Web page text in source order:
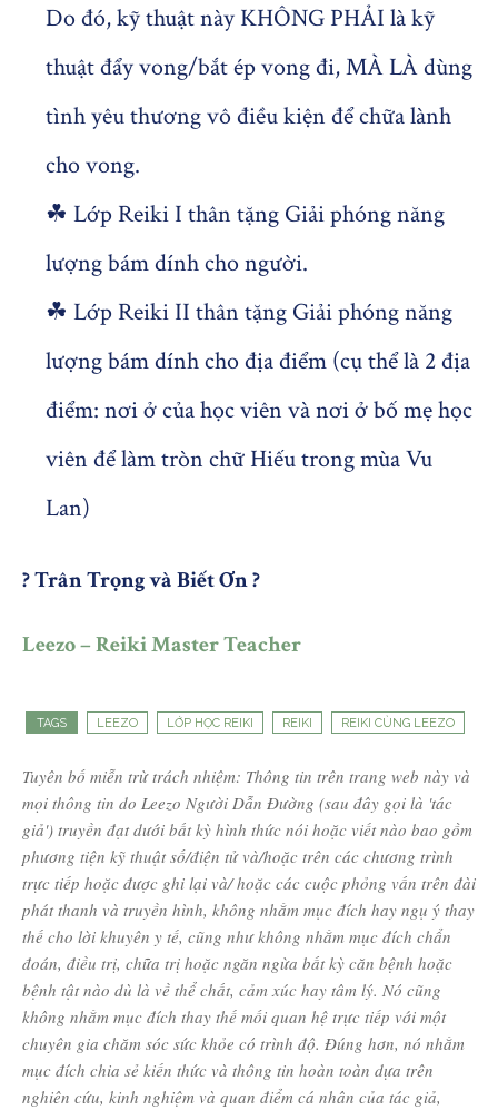
Do đó, kỹ thuật này KHÔNG PHẢI là kỹ
thuật đẩy vong/bắt ép vong đi, MÀ LÀ dùng
tình yêu thương vô điều kiện để chữa lành
cho vong.
☘ Lớp Reiki I thân tặng Giải phóng năng
lượng bám dính cho người.
☘ Lớp Reiki II thân tặng Giải phóng năng
lượng bám dính cho địa điểm (cụ thể là 2 địa
điểm: nơi ở của học viên và nơi ở bố mẹ học
viên để làm tròn chữ Hiếu trong mùa Vu
Lan)
?Trân Trọng và Biết Ơn ?
Leezo – Reiki Master Teacher
TAGS LEEZO LỚP HỌC REIKI REIKI REIKI CÙNG LEEZO
Tuyên bố miễn trừ trách nhiệm: Thông tin trên trang web này và
mọi thông tin do Leezo Người Dẫn Đường (sau đây gọi là 'tác
giả') truyền đạt dưới bất kỳ hình thức nói hoặc viết nào bao gồm
phương tiện kỹ thuật số/điện tử và/hoặc trên các chương trình
trực tiếp hoặc được ghi lại và/ hoặc các cuộc phỏng vấn trên đài
phát thanh và truyền hình, không nhằm mục đích hay ngụ ý thay
thế cho lời khuyên y tế, cũng như không nhằm mục đích chẩn
đoán, điều trị, chữa trị hoặc ngăn ngừa bất kỳ căn bệnh hoặc
bệnh tật nào dù là về thể chất, cảm xúc hay tâm lý. Nó cũng
không nhằm mục đích thay thế mối quan hệ trực tiếp với một
chuyên gia chăm sóc sức khỏe có trình độ. Đúng hơn, nó nhằm
mục đích chia sẻ kiến ​​thức và thông tin hoàn toàn dựa trên
nghiên cứu, kinh nghiệm và quan điểm cá nhân của tác giả,